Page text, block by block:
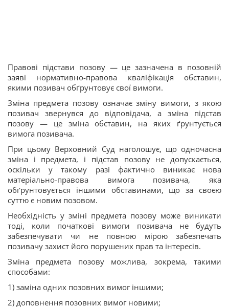
Правові підстави позову — це зазначена в позовній
заяві нормативно-правова кваліфікація обставин,
якими позивач обґрунтовує свої вимоги.
Зміна предмета позову означає зміну вимоги, з якою
позивач звернувся до відповідача, а зміна підстав
позову — це зміна обставин, на яких ґрунтується
вимога позивача.
При цьому Верховний Суд наголошує, що одночасна
зміна і предмета, і підстав позову не допускається,
оскільки у такому разі фактично виникає нова
матеріально-правова вимога позивача, яка
обґрунтовується іншими обставинами, що за своєю
суттю є новим позовом.
Необхідність у зміні предмета позову може виникати
тоді, коли початкові вимоги позивача не будуть
забезпечувати чи не повною мірою забезпечать
позивачу захист його порушених прав та інтересів.
Зміна предмета позову можлива, зокрема, такими
способами:
1) заміна одних позовних вимог іншими;
2) доповнення позовних вимог новими;